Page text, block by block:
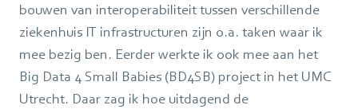
bouwen van interoperabiliteit tussen verschillende
ziekenhuis IT infrastructuren zijn o.a. taken waar ik
mee bezig ben. Eerder werkte ik ook mee aan het
Big Data 4 Small Babies (BD4SB) project in het UMC
Utrecht. Daar zag ik hoe uitdagend de